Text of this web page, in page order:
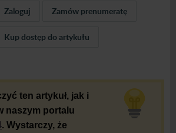
Zaloguj Zamów prenumeratę
Kup dostęp do artykułu
ten artykuł, jak i
naszym portalu
. Wystarczy, że